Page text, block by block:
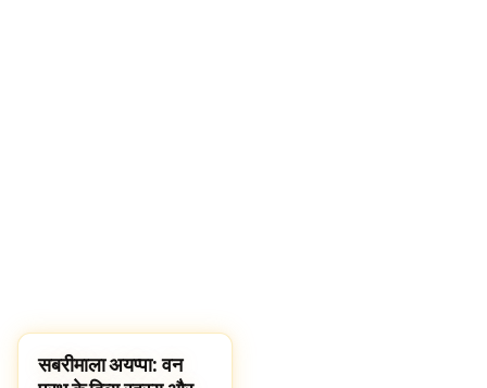
TEMPLES
सबरीमाला अयप्पा: वन